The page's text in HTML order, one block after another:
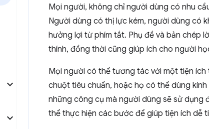
Mọi người, không chỉ người dùng có nhu
Người dùng có thị lực kém, người dùng có
hưởng lợi từ phím tắt. Phụ đề và bản chép
thính, đồng thời cũng giúp ích cho người
Mọi người có thể tương tác với một tiện ích
chuột tiêu chuẩn, hoặc họ có thể dùng kính
những công cụ mà người dùng sẽ sử dụng
thể thực hiện các bước để giúp tiện ích dễ